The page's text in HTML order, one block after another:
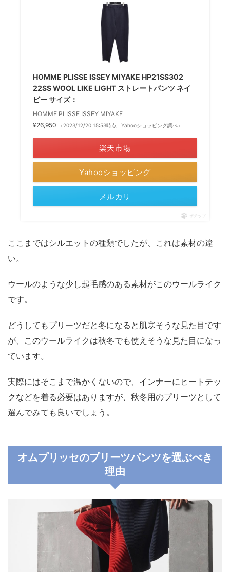
HOMME PLISSE ISSEY MIYAKE HP21SS302
22SS WOOL LIKE LIGHT ストレートパンツ ネイ
ビー サイズ：
HOMME PLISSE ISSEY MIYAKE
¥26,950
（2023/12/20 15:53時点 | Yahooショッピング調べ）
楽天市場
Yahooショッピング
メルカリ
ポチップ
ここまではシルエットの種類でしたが、これは素材の違
い。
ウールのような少し起毛感のある素材がこのウールライク
です。
どうしてもプリーツだと冬になると肌寒そうな見た目です
が、このウールライクは秋冬でも使えそうな見た目になっ
ています。
実際にはそこまで温かくないので、インナーにヒートテッ
クなどを着る必要はありますが、秋冬用のプリーツとして
選んでみても良いでしょう。
オムプリッセのプリーツパンツを選ぶべき
理由